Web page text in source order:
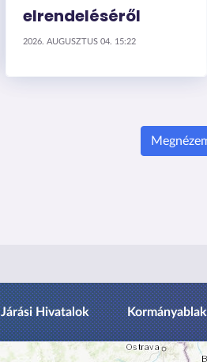
elrendeléséről
2026. AUGUSZTUS 04. 15:22
Járási Hivatalok